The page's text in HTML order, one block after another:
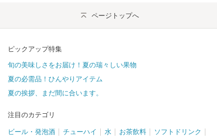
ページトップへ
ピックアップ特集
旬の美味しさをお届け！夏の瑞々しい果物
夏の必需品！ひんやりアイテム
夏の挨拶、まだ間に合います。
注目のカテゴリ
ビール・発泡酒 チューハイ 水 お茶飲料 ソフトドリンク